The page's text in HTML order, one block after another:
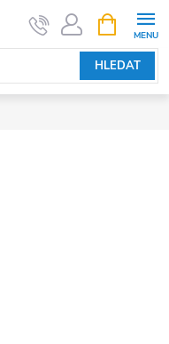
HLEDAT
NÁKUPNÍ
KOŠÍK